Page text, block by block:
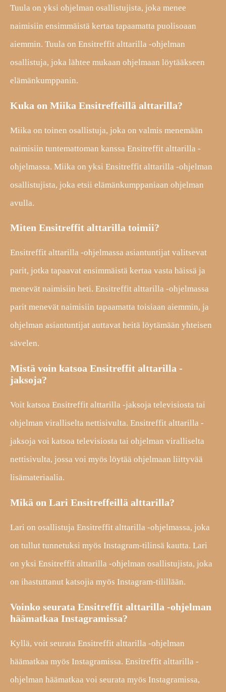
Tuula on yksi ohjelman osallistujista, joka menee
naimisiin ensimmäistä kertaa tapaamatta puolisoaan
aiemmin. Tuula on Ensitreffit alttarilla -ohjelman
osallistuja, joka lähtee mukaan ohjelmaan löytääkseen
elämänkumppanin.
Kuka on Miika Ensitreffeillä alttarilla?
Miika on toinen osallistuja, joka on valmis menemään
naimisiin tuntemattoman kanssa Ensitreffit alttarilla -
ohjelmassa. Miika on yksi Ensitreffit alttarilla -ohjelman
osallistujista, joka etsii elämänkumppaniaan ohjelman
avulla.
Miten Ensitreffit alttarilla toimii?
Ensitreffit alttarilla -ohjelmassa asiantuntijat valitsevat
parit, jotka tapaavat ensimmäistä kertaa vasta häissä ja
menevät naimisiin heti. Ensitreffit alttarilla -ohjelmassa
parit menevät naimisiin tapaamatta toisiaan aiemmin, ja
ohjelman asiantuntijat auttavat heitä löytämään yhteisen
sävelen.
Mistä voin katsoa Ensitreffit alttarilla -
jaksoja?
Voit katsoa Ensitreffit alttarilla -jaksoja televisiosta tai
ohjelman viralliselta nettisivulta. Ensitreffit alttarilla -
jaksoja voi katsoa televisiosta tai ohjelman viralliselta
nettisivulta, jossa voi myös löytää ohjelmaan liittyvää
lisämateriaalia.
Mikä on Lari Ensitreffeillä alttarilla?
Lari on osallistuja Ensitreffit alttarilla -ohjelmassa, joka
on tullut tunnetuksi myös Instagram-tilinsä kautta. Lari
on yksi Ensitreffit alttarilla -ohjelman osallistujista, joka
on ihastuttanut katsojia myös Instagram-tilillään.
Voinko seurata Ensitreffit alttarilla -ohjelman
häämatkaa Instagramissa?
Kyllä, voit seurata Ensitreffit alttarilla -ohjelman
häämatkaa myös Instagramissa. Ensitreffit alttarilla -
ohjelman häämatkaa voi seurata myös Instagramissa,